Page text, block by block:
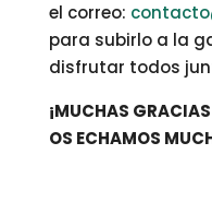
el correo:
para subirlo a la
disfrutar todos
¡MUCHAS
OS ECHAMOS